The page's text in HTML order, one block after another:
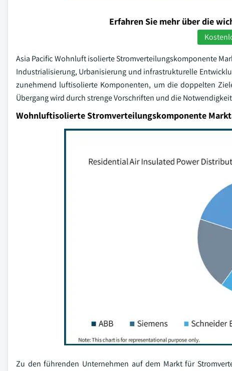
Erfahren Sie mehr über die
Asia Pacific Wohnluft isolierte Stromverteilungskomponente
Industrialisierung, Urbanisierung und infrastrukturelle
zunehmend luftisolierte Komponenten, um die doppelten
Übergang wird durch strenge Vorschriften und die
Wohnluftisolierte Stromverteilungskomponente
Zu den führenden Unternehmen auf dem Markt für